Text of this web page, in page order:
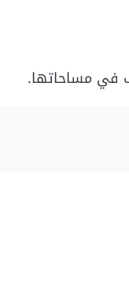
في مساحاتها.